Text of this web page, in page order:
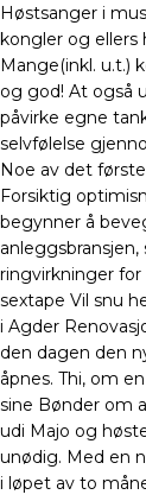
Høstsanger i
kongler og ellers
Mange(inkl. u.t.)
og god! At også
påvirke egne
selvfølelse
Noe av det
Forsiktig
begynner å
ringvirkninger for
sextape Vil snu
i Agder
den dagen den
åpnes. Thi, om
sine Bønder om
udi Majo og
unødig. Med en
i løpet av to